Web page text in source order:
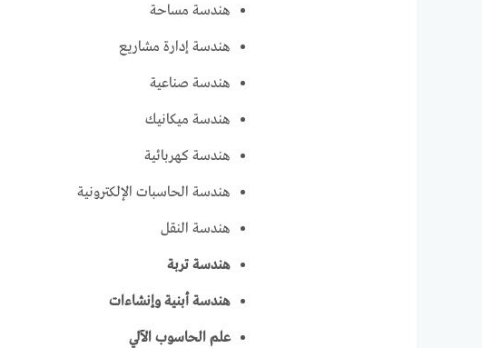
هندسة مساحة
هندسة إدارة مشاريع
هندسة صناعية
هندسة ميكانيك
هندسة كهربائية
هندسة الحاسبات الإلكترونية
هندسة النقل
هندسة تربة
هندسة أبنية وإنشاءات
علم الحاسوب الآلي